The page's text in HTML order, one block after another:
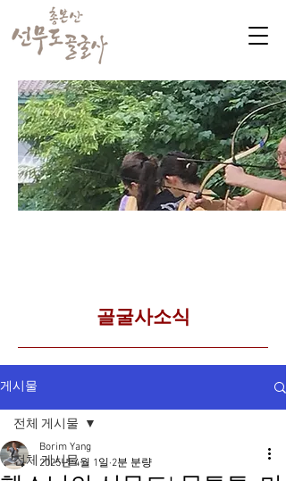
​골굴사소식
게시물
전체 게시물
전체 게시물
Borim Yang
2025년 4월 1일 2분 분량